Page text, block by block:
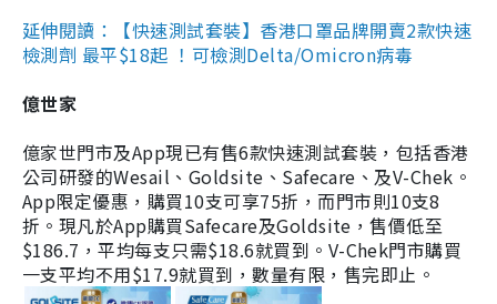
延伸閱讀：【快速測試套裝】香港口罩品牌開賣2款快速
檢測劑 最平$18起 ！可檢測Delta/Omicron病毒
億世家
億家世門市及App現已有售6款快速測試套裝，包括香港
公司研發的Wesail、Goldsite、Safecare、及V-Chek。
App限定優惠，購買10支可享75折，而門市則10支8
折。現凡於App購買Safecare及Goldsite，售價低至
$186.7，平均每支只需$18.6就買到。V-Chek門市購買
一支平均不用$17.9就買到，數量有限，售完即止。